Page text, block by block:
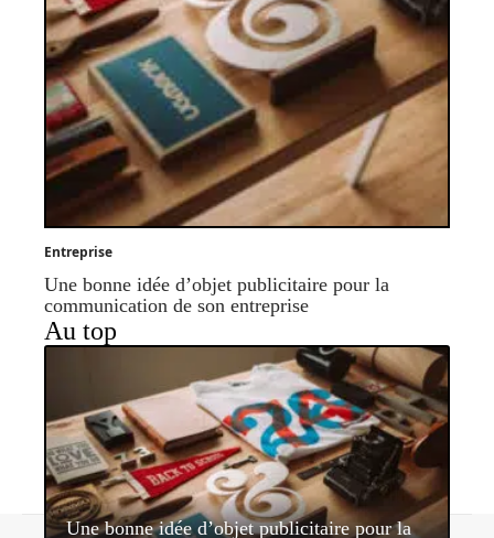
Entreprise
Une bonne idée d’objet publicitaire pour la
communication de son entreprise
Au top
Une bonne idée d’objet publicitaire pour la